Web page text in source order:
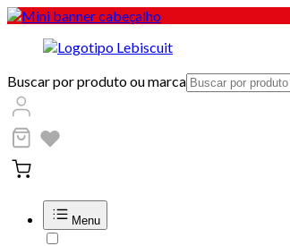
Buscar por produto ou marca
Menu